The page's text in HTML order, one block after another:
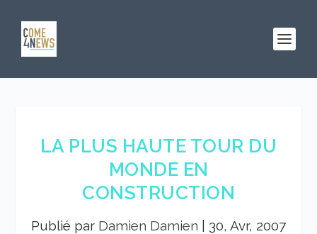
LA PLUS HAUTE TOUR DU
MONDE EN
CONSTRUCTION
Publié par Damien Damien
30, Avr, 2007